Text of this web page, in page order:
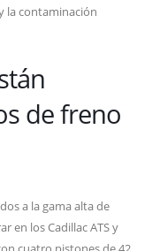
la contaminación
de freno
a la gama alta de
en los Cadillac ATS y